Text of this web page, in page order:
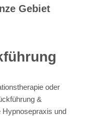
Gebiet
oder
&
Hypnosepraxis und